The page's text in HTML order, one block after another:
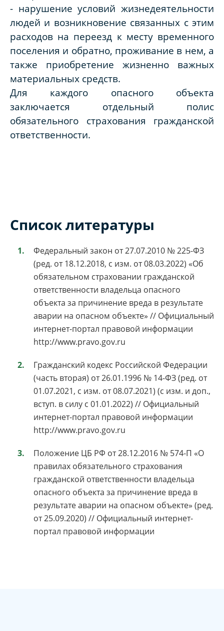
- нарушение условий жизнедеятельности
людей и возникновение связанных с этим
расходов на переезд к месту временного
поселения и обратно, проживание в нем, а
также приобретение жизненно важных
материальных средств.
Для каждого опасного объекта
заключается отдельный полис
обязательного страхования гражданской
ответственности.
Список литературы
Федеральный закон от 27.07.2010 № 225-ФЗ
(ред. от 18.12.2018, с изм. от 08.03.2022) «Об
обязательном страховании гражданской
ответственности владельца опасного
объекта за причинение вреда в результате
аварии на опасном объекте» // Официальный
интернет-портал правовой информации
http://www.pravo.gov.ru
Гражданский кодекс Российской Федерации
(часть вторая) от 26.01.1996 № 14-ФЗ (ред. от
01.07.2021, с изм. от 08.07.2021) (с изм. и доп.,
вступ. в силу с 01.01.2022) // Официальный
интернет-портал правовой информации
http://www.pravo.gov.ru
Положение ЦБ РФ от 28.12.2016 № 574-П «О
правилах обязательного страхования
гражданской ответственности владельца
опасного объекта за причинение вреда в
результате аварии на опасном объекте» (ред.
от 25.09.2020) // Официальный интернет-
портал правовой информации